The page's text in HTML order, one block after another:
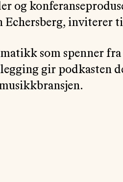
og
Echersberg, inviterer
som spenner
gir podkasten